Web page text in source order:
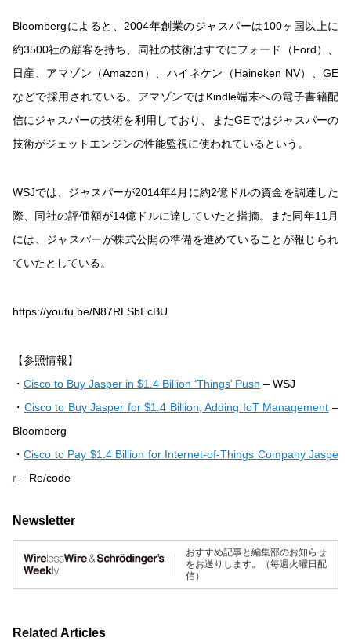
Bloombergによると、2004年創業のジャスパーは100ヶ国以上に
約3500社の顧客を持ち、同社の技術はすでにフォード（Ford）、
日産、アマゾン（Amazon）、ハイネケン（Haineken NV）、GE
などで採用されている。アマゾンではKindle端末への電子書籍配
信にジャスパーの技術を利用しており、またGEではジャスパーの
技術がジェットエンジンの性能監視に使われているという。
WSJでは、ジャスパーが2014年4月に約2億ドルの資金を調達した
際、同社の評価額が14億ドルに達していたと指摘。また同年11月
には、ジャスパーが株式公開の準備を進めていることが報じられ
ていたとしている。
https://youtu.be/N87RLSbEcBU
【参照情報】
・ Cisco to Buy Jasper in $1.4 Billion ‘Things’ Push – WSJ
・ Cisco to Buy Jasper for $1.4 Billion, Adding IoT Management –
Bloomberg
・Cisco to Pay $1.4 Billion for Internet-of-Things Company Jaspe
r – Re/code
Newsletter
おすすめ記事と編集部のお知らせ
をお送りします。（毎週火曜日配
信）
Related Articles